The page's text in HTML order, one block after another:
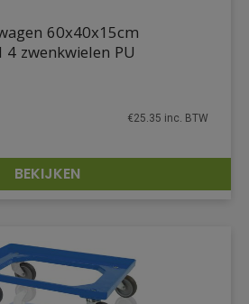
DETAILS
60x40x15cm
zwenkwielen PU
€25.35 inc. BTW
BEKIJKEN